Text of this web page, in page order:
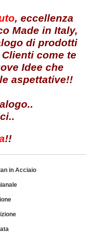
, eccellenza
Made in Italy,
di prodotti
come te
Idee che
aspettative!!
!!
in Acciaio